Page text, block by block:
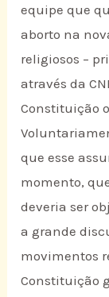
equipe que
aborto na
religiosos –
através da
Constituição
que esse
momento,
deveria ser
a grande
movimentos
Constituição